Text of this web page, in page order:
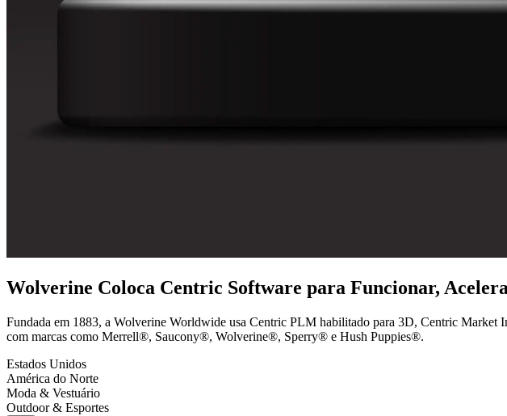
Wolverine Coloca Centric Software para Funcionar,
Fundada em 1883, a Wolverine Worldwide usa Centric PLM habilitado para 3D, Centric Market
com marcas como Merrell®, Saucony®, Wolverine®, Sperry® e Hush Puppies®.
Estados Unidos
América do Norte
Moda & Vestuário
Outdoor & Esportes